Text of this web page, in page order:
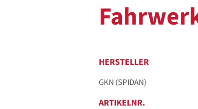
HERSTELLER
GKN (SPIDAN)
ARTIKELNR.